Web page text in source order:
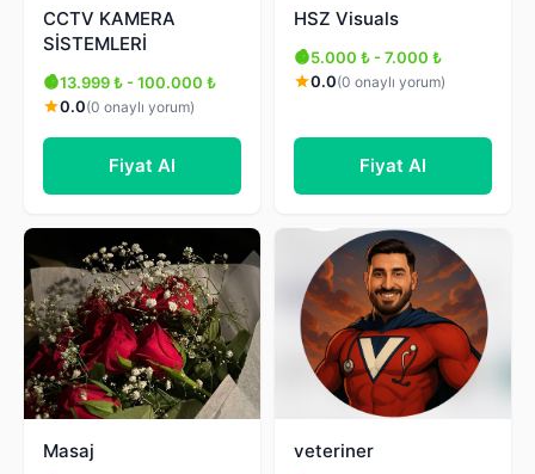
CCTV KAMERA
SİSTEMLERİ
13.999 ₺ - 100.000 ₺
0.0(0 onaylı yorum)
Fiyat Al
HSZ Visuals
5.000 ₺ - 7.000 ₺
0.0(0 onaylı yorum)
Fiyat Al
Masaj veteriner